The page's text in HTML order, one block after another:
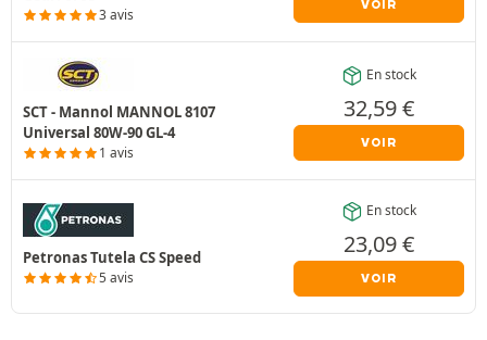
3 avis
VOIR
SCT - Mannol MANNOL 8107
Universal 80W-90 GL-4
1 avis
En stock
32,59€
VOIR
Petronas Tutela CS Speed
5 avis
En stock
23,09€
VOIR